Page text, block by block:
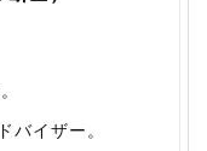
バイザー。